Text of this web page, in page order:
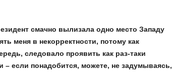
смачно вылизала одно место Западу
меня в некорректности, потому как
следовало проявить как раз-таки
– если понадобится, можете, не задумываясь,